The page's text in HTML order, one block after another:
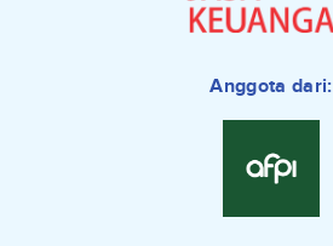
Anggota dari: